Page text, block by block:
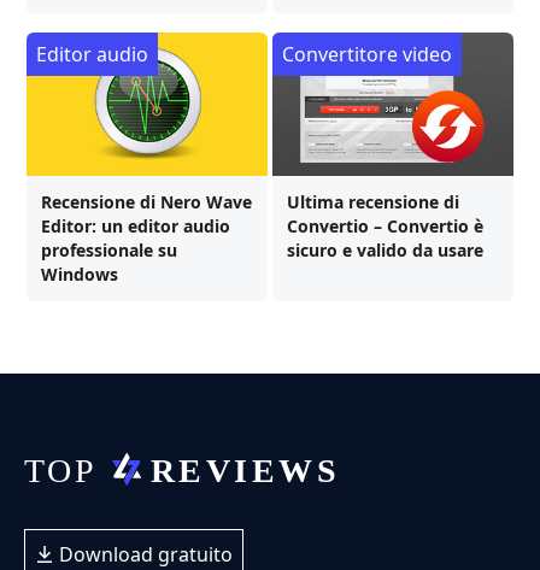
Recensione di Nero Wave
Editor: un editor audio
professionale su
Windows
Editor audio
Ultima recensione di
Convertio – Convertio è
sicuro e valido da usare
Convertitore video
Download gratuito